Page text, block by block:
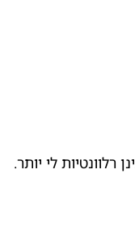
לי יותר.